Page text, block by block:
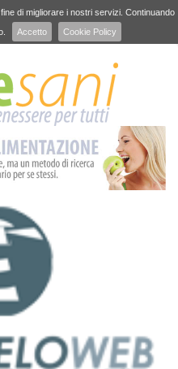
di migliorare i nostri servizi. Continuando
Accetto Cookie Policy